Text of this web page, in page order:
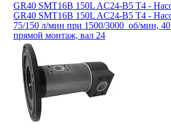
GR40 SMT16B 150L AC24-B5 T4 -
GR40 SMT16B 150L AC24-B5 T4 -
75/150 л/мин при 1500/3000 об/мин,
прямой монтаж, вал 24